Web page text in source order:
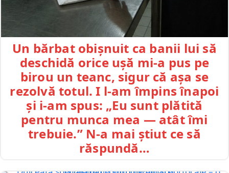
Un bărbat obișnuit ca banii lui să
deschidă orice ușă mi-a pus pe
birou un teanc, sigur că așa se
rezolvă totul. I l-am împins înapoi
și i-am spus: „Eu sunt plătită
pentru munca mea — atât îmi
trebuie.” N-a mai știut ce să
răspundă…